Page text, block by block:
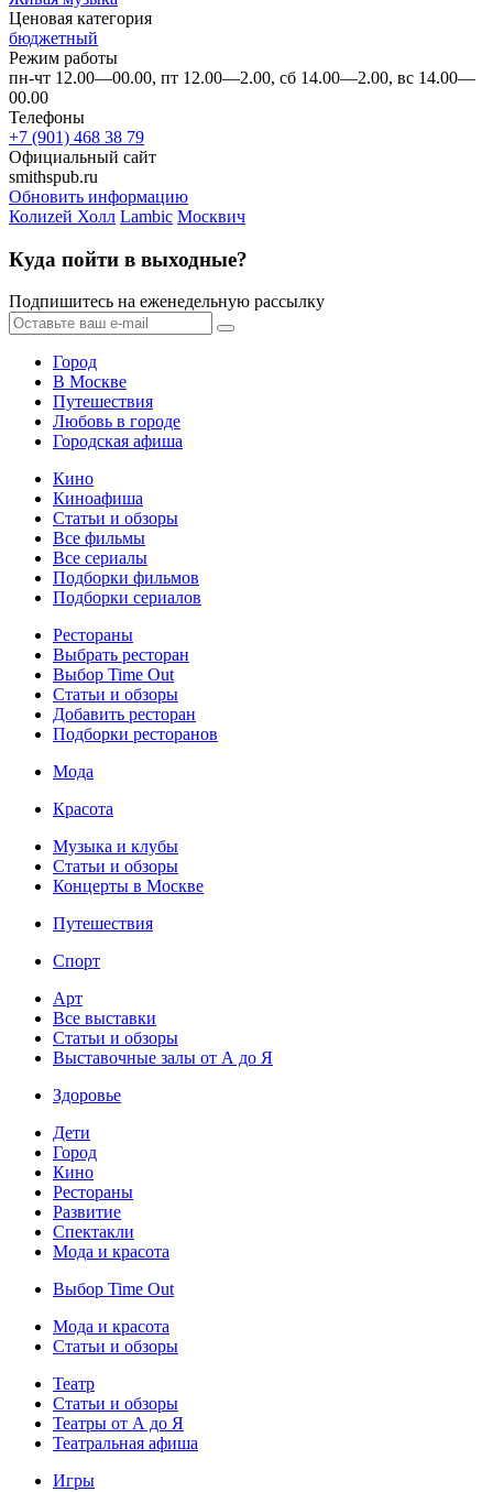
Ценовая категория
бюджетный
Режим работы
пн-чт 12.00—00.00, пт 12.00—2.00, сб 14.00—2.00, вс 14.00—
00.00
Телефоны
+7 (901) 468 38 79
Официальный сайт
smithspub.ru
Обновить информацию
Колиzей Холл Lambic Москвич
Куда пойти в выходные?
Подпишитесь на еженедельную рассылку
Город
В Москве
Путешествия
Любовь в городе
Городская афиша
Кино
Киноафиша
Статьи и обзоры
Все фильмы
Все сериалы
Подборки фильмов
Подборки сериалов
Рестораны
Выбрать ресторан
Выбор Time Out
Статьи и обзоры
Добавить ресторан
Подборки ресторанов
Мода
Красота
Музыка и клубы
Статьи и обзоры
Концерты в Москве
Путешествия
Спорт
Арт
Все выставки
Статьи и обзоры
Выставочные залы от А до Я
Здоровье
Дети
Город
Кино
Рестораны
Развитие
Спектакли
Мода и красота
Выбор Time Out
Мода и красота
Статьи и обзоры
Театр
Статьи и обзоры
Театры от А до Я
Театральная афиша
Игры